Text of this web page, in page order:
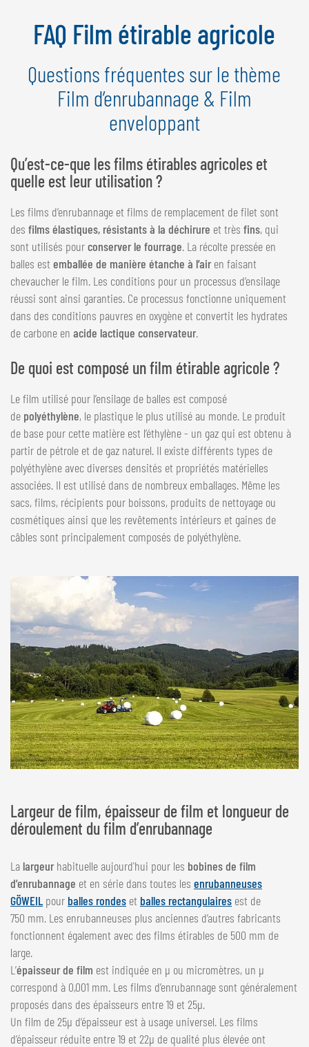
FRANÇAIS
SUISSE
GÖWEIL Schweiz
FRANÇAIS
FAQ Film étirable agricole
Questions fréquentes sur le thème
Film d’enrubannage & Film
enveloppant
Qu’est-ce-que les films étirables agricoles et
quelle est leur utilisation ?
Les films d’enrubannage et films de remplacement de filet sont
des films élastiques, résistants à la déchirure et très fins, qui
sont utilisés pourconserver le fourrage. La récolte pressée en
balles est emballée de manière étanche à l’airen faisant
chevaucher le film. Les conditions pour un processus d’ensilage
réussi sont ainsi garanties. Ce processus fonctionne uniquement
dans des conditions pauvres en oxygène et convertit les hydrates
de carbone en acide lactique conservateur.
De quoi est composé un film étirable agricole ?
Le film utilisé pour l’ensilage de balles est composé
de polyéthylène, le plastique le plus utilisé au monde. Le produit
de base pour cette matière est l’éthylène - un gaz qui est obtenu à
partir de pétrole et de gaz naturel. Il existe différents types de
polyéthylène avec diverses densités et propriétés matérielles
associées. Il est utilisé dans de nombreux emballages. Même les
sacs, films, récipients pour boissons, produits de nettoyage ou
cosmétiques ainsi que les revêtements intérieurs et gaines de
câbles sont principalement composés de polyéthylène.
Largeur de film, épaisseur de film et longueur de
déroulement du film d’enrubannage
La largeurhabituelle aujourd'hui pour les bobines de film
d’enrubannage et en série dans toutes les enrubanneuses
GÖWEIL pour balles rondes et balles rectangulaires est de
750 mm. Les enrubanneuses plus anciennes d’autres fabricants
fonctionnent également avec des films étirables de 500 mm de
large.
L’épaisseur de film est indiquée en µ ou micromètres, un µ
correspond à 0,001 mm. Les films d’enrubannage sont généralement
proposés dans des épaisseurs entre 19 et 25µ.
Un film de 25µ d’épaisseur est à usage universel. Les films
d’épaisseur réduite entre 19 et 22µ de qualité plus élevée ont